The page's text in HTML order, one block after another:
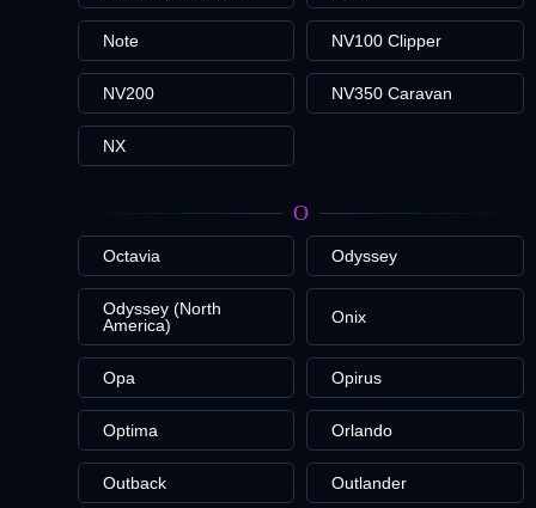
Note NV100 Clipper
NV200 NV350 Caravan
NX
O
Octavia Odyssey
Odyssey (North
America)
Onix
Opa Opirus
Optima Orlando
Outback Outlander